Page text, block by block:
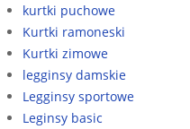
kurtki puchowe
Kurtki ramoneski
Kurtki zimowe
legginsy damskie
Legginsy sportowe
Leginsy basic